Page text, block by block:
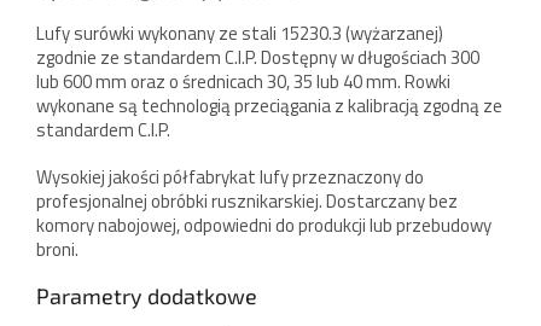
Lufy surówki wykonany ze stali 15230.3 (wyżarzanej)
zgodnie ze standardem C.I.P. Dostępny w długościach 300
lub 600 mm oraz o średnicach 30, 35 lub 40 mm. Rowki
wykonane są technologią przeciągania z kalibracją zgodną ze
standardem C.I.P.
Wysokiej jakości półfabrykat lufy przeznaczony do
profesjonalnej obróbki rusznikarskiej. Dostarczany bez
komory nabojowej, odpowiedni do produkcji lub przebudowy
broni.
Parametry dodatkowe